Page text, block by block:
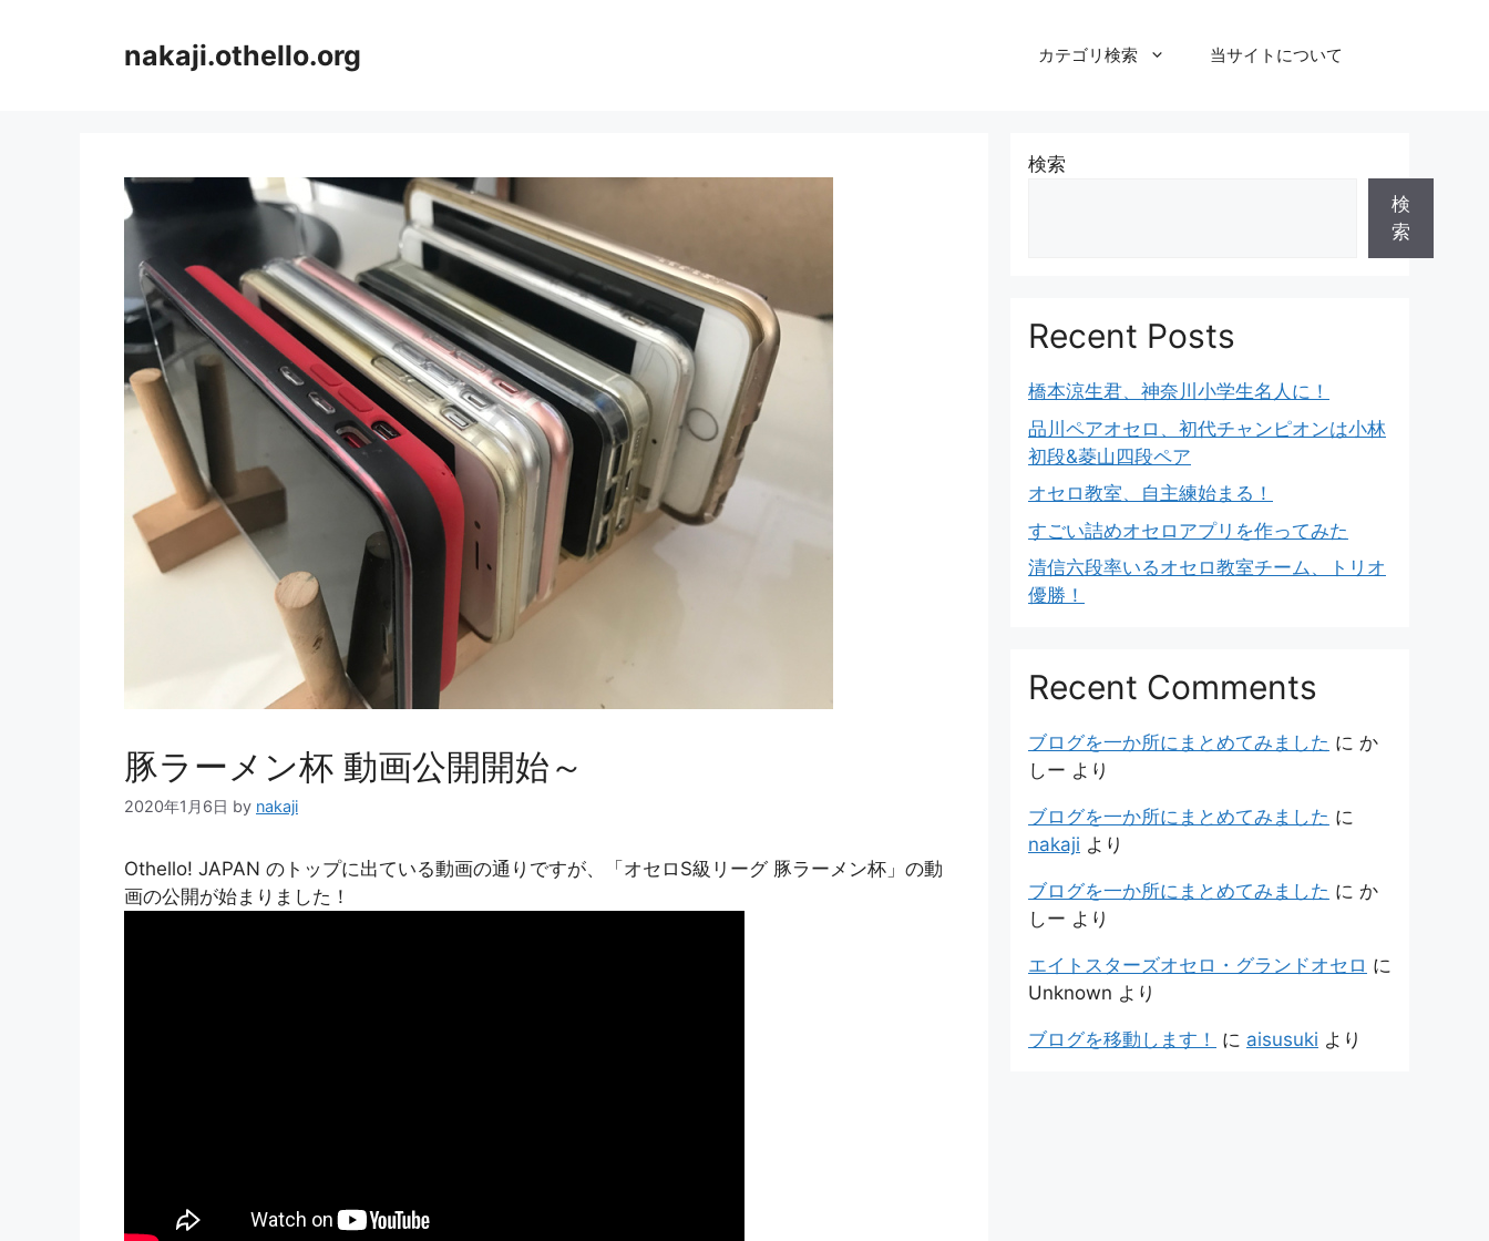
nakaji.othello.org カテゴリ検索 当サイトについて
豚ラーメン杯 動画公開開始～
2020年1月6日 by nakaji
Othello! JAPAN のトップに出ている動画の通りですが、「オセロS級リーグ 豚ラーメン杯」の動
画の公開が始まりました！
検索
検
索
Recent Posts
橋本涼生君、神奈川小学生名人に！
品川ペアオセロ、初代チャンピオンは小林
初段&菱山四段ペア
オセロ教室、自主練始まる！
すごい詰めオセロアプリを作ってみた
清信六段率いるオセロ教室チーム、トリオ
優勝！
Recent Comments
ブログを一か所にまとめてみました に か
しー より
ブログを一か所にまとめてみました に
nakaji より
ブログを一か所にまとめてみました に か
しー より
エイトスターズオセロ・グランドオセロ に
Unknown より
ブログを移動します！ に aisusuki より